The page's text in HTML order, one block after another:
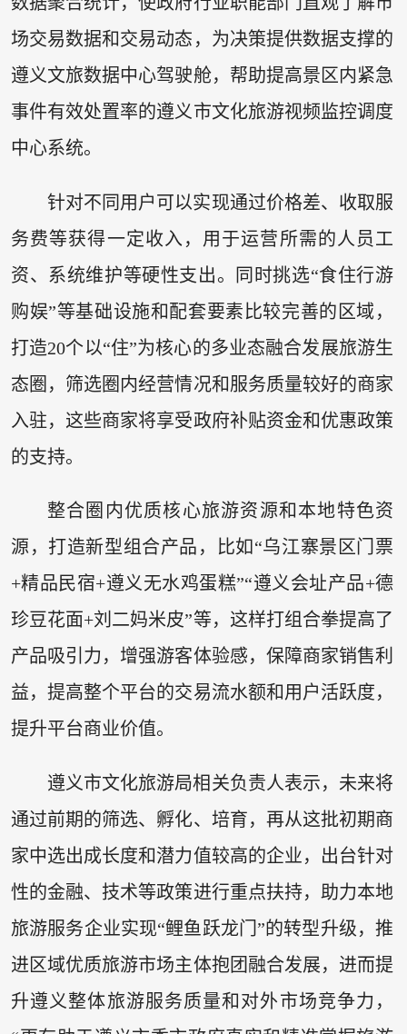
场交易数据和交易动态，为决策提供数据支撑的
遵义文旅数据中心驾驶舱，帮助提高景区内紧急
事件有效处置率的遵义市文化旅游视频监控调度
中心系统。
针对不同用户可以实现通过价格差、收取服
务费等获得一定收入，用于运营所需的人员工
资、系统维护等硬性支出。同时挑选“食住行游
购娱”等基础设施和配套要素比较完善的区域，
打造20个以“住”为核心的多业态融合发展旅游生
态圈，筛选圈内经营情况和服务质量较好的商家
入驻，这些商家将享受政府补贴资金和优惠政策
的支持。
整合圈内优质核心旅游资源和本地特色资
源，打造新型组合产品，比如“乌江寨景区门票
+精品民宿+遵义无水鸡蛋糕”“遵义会址产品+德
珍豆花面+刘二妈米皮”等，这样打组合拳提高了
产品吸引力，增强游客体验感，保障商家销售利
益，提高整个平台的交易流水额和用户活跃度，
提升平台商业价值。
遵义市文化旅游局相关负责人表示，未来将
通过前期的筛选、孵化、培育，再从这批初期商
家中选出成长度和潜力值较高的企业，出台针对
性的金融、技术等政策进行重点扶持，助力本地
旅游服务企业实现“鲤鱼跃龙门”的转型升级，推
进区域优质旅游市场主体抱团融合发展，进而提
升遵义整体旅游服务质量和对外市场竞争力，